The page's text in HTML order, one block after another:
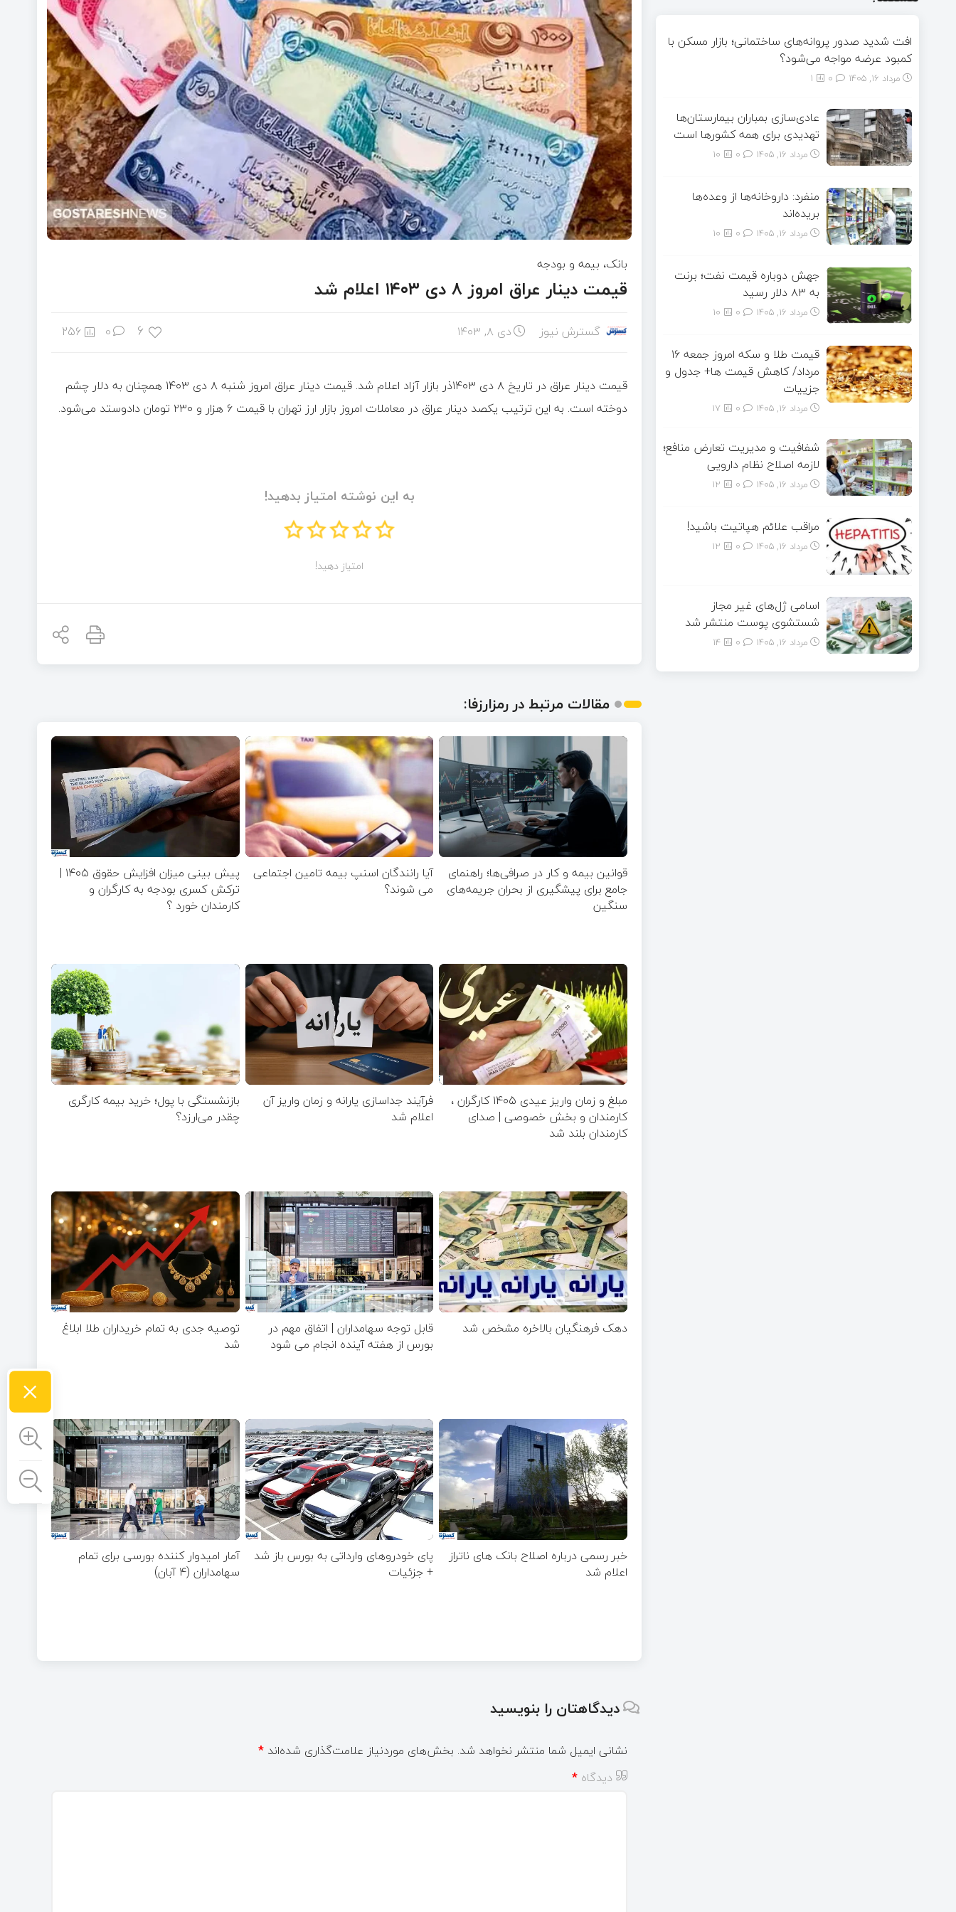
بانک، بیمه و بودجه
قیمت دینار عراق امروز ۸ دی ۱۴۰۳ اعلام شد
گسترش نیوز دی ۸, ۱۴۰۳ 6
0
256
قیمت دینار عراق در تاریخ ۸ دی ۱۴۰۳ذر بازار آزاد اعلام شد. قیمت دینار عراق امروز شنبه ۸ دی ۱۴۰۳ همچنان به دلار چشم
دوخته است. به این ترتیب یکصد دینار عراق در معاملات امروز بازار ارز تهران با قیمت ۶ هزار و ۲۳۰ تومان دادوستد می‌شود.
به این نوشته امتیاز بدهید!
امتیاز دهید!
مقالات مرتبط در رمزارزفا:
قوانین بیمه و کار در صرافی‌ها؛ راهنمای
جامع برای پیشگیری از بحران جریمه‌های
سنگین
آیا رانندگان اسنپ بیمه تامین اجتماعی
می شوند؟
پیش بینی میزان افزایش حقوق ۱۴۰۵ |
ترکش کسری بودجه به کارگران و
کارمندان خورد ؟
مبلغ و زمان واریز عیدی ۱۴۰۵ کارگران ،
کارمندان و بخش خصوصی | صدای
کارمندان بلند شد
فرآیند جداسازی یارانه و زمان واریز آن
اعلام شد
بازنشستگی با پول؛ خرید بیمه کارگری
چقدر می‌ارزد؟
دهک فرهنگیان بالاخره مشخص شد
قابل توجه سهامداران | اتفاق مهم در
بورس از هفته آینده انجام می شود
توصیه جدی به تمام خریداران طلا ابلاغ
شد
خبر رسمی درباره اصلاح بانک های ناتراز
اعلام شد
پای خودروهای وارداتی به بورس باز شد
+ جزئیات
آمار امیدوار کننده بورسی برای تمام
سهامداران (۴ آبان)
دیدگاهتان را بنویسید
نشانی ایمیل شما منتشر نخواهد شد. بخش‌های موردنیاز علامت‌گذاری شده‌اند *
دیدگاه *
افت شدید صدور پروانه‌های ساختمانی؛ بازار مسکن با
کمبود عرضه مواجه می‌شود؟
مرداد ۱۶, ۱۴۰۵ 1
عادی‌سازی بمباران بیمارستان‌ها
تهدیدی برای همه کشورها است
مرداد ۱۶, ۱۴۰۵ 10
منفرد: داروخانه‌ها از وعده‌ها
بریده‌اند
مرداد ۱۶, ۱۴۰۵ 10
جهش دوباره قیمت نفت؛ برنت
به ۸۳ دلار رسید
مرداد ۱۶, ۱۴۰۵ 10
قیمت طلا و سکه امروز جمعه ۱۶
مرداد/ کاهش قیمت ها+ جدول و
جزییات
مرداد ۱۶, ۱۴۰۵ 17
شفافیت و مدیریت تعارض منافع؛
لازمه اصلاح نظام دارویی
مرداد ۱۶, ۱۴۰۵ 12
مراقب علائم هپاتیت باشید!
مرداد ۱۶, ۱۴۰۵ 12
اسامی ژل‌های غیر مجاز
شستشوی پوست منتشر شد
مرداد ۱۶, ۱۴۰۵ 14
×